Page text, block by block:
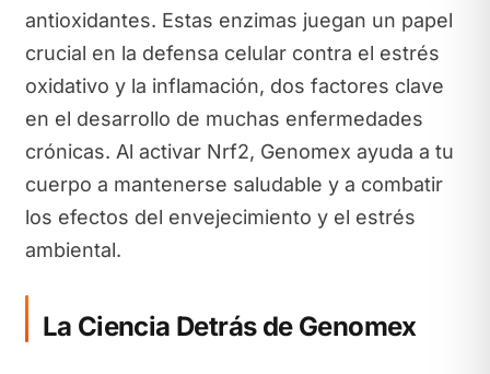
antioxidantes. Estas enzimas juegan un papel
crucial en la defensa celular contra el estrés
oxidativo y la inflamación, dos factores clave
en el desarrollo de muchas enfermedades
crónicas. Al activar Nrf2, Genomex ayuda a tu
cuerpo a mantenerse saludable y a combatir
los efectos del envejecimiento y el estrés
ambiental.
La Ciencia Detrás de Genomex